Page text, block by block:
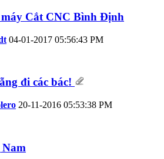
Cắt CNC Bình Định
04-01-2017 05:56:43 PM
đi các bác!
20-11-2016 05:53:38 PM